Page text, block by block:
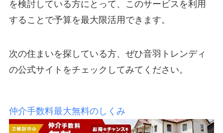
を検討している方にとって、このサービスを利用
することで予算を最大限活用できます。
次の住まいを探している方、ぜひ音羽トレンディ
の公式サイトをチェックしてみてください。
仲介手数料最大無料のしくみ